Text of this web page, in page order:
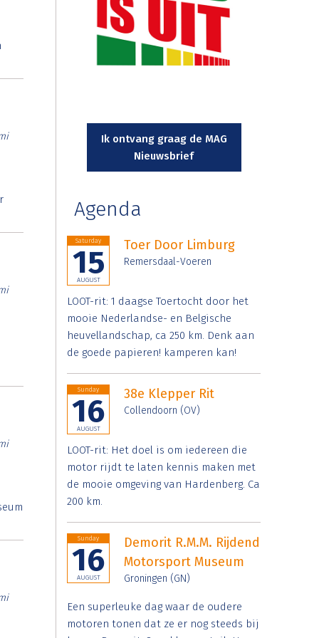
Ik ontvang graag de MAG
Nieuwsbrief
Agenda
Saturday
15
AUGUST
Toer Door Limburg
Remersdaal-Voeren
LOOT-rit: 1 daagse Toertocht door het
mooie Nederlandse- en Belgische
heuvellandschap, ca 250 km. Denk aan
de goede papieren! kamperen kan!
Sunday
16
AUGUST
38e Klepper Rit
Collendoorn (OV)
LOOT-rit: Het doel is om iedereen die
motor rijdt te laten kennis maken met
de mooie omgeving van Hardenberg. Ca
200 km.
Sunday
16
AUGUST
Demorit R.M.M. Rijdend
Motorsport Museum
Groningen (GN)
Een superleuke dag waar de oudere
motoren tonen dat ze er nog steeds bij